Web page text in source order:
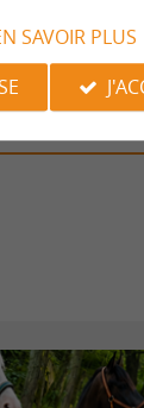
SAVOIR PLUS